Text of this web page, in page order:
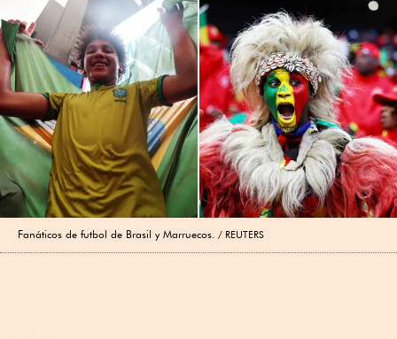
Fanáticos de futbol de Brasil y Marruecos. REUTERS